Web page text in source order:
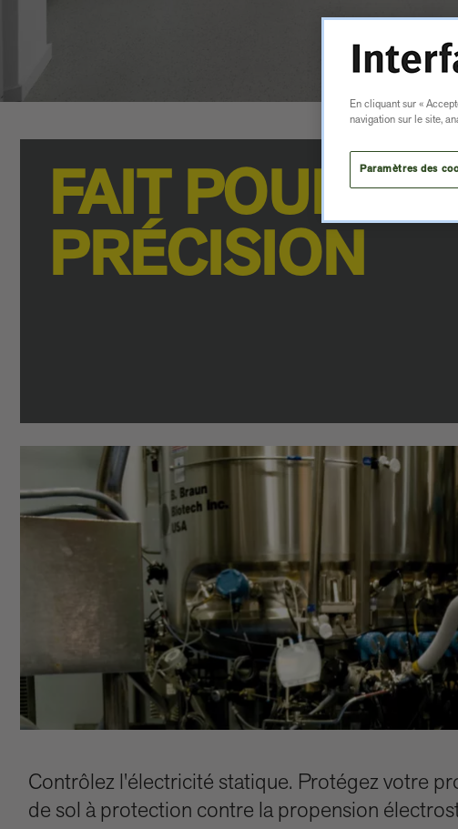
FAIT POUR LA
PRÉCISION
Contrôlez l'électricité statique. Protégez votre
de sol à protection contre la propension
En cliquant sur «
navigation sur le site,
Paramètres des